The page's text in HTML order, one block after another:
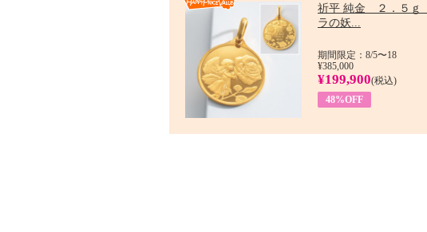
祈平 純金 ２．５ｇ
ラの妖...
期間限定：8/5〜18
¥385,000
¥199,900(税込)
48%OFF